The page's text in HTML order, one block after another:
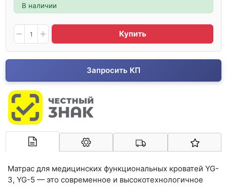
В наличии
Купить
Запросить КП
Арконт-Мед
Матрас для медицинских функциональных кроватей YG-
3, YG-5 — это современное и высокотехнологичное